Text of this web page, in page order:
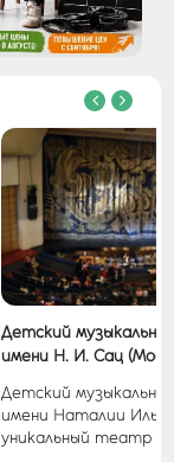
Детский
имени Н. И. Сац
Детский
имени Наталии
уникальный театр в